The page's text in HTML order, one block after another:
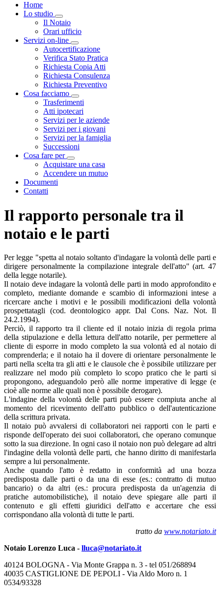
Home
Lo studio
Visualizza menù di secondo livello
Il Notaio
Orari ufficio
Servizi on-line
Visualizza menù di secondo livello
Autocertificazione
Verifica Stato Pratica
Richiesta Copia Atti
Richiesta Consulenza
Richiesta Preventivo
Cosa facciamo
Visualizza menù di secondo livello
Trasferimenti
Atti ipotecari
Servizi per le aziende
Servizi per i giovani
Servizi per la famiglia
Successioni
Cosa fare per
Visualizza menù di secondo livello
Acquistare una casa
Accendere un mutuo
Documenti
Contatti
Il rapporto personale tra il
notaio e le parti
Per legge "spetta al notaio soltanto d'indagare la volontà delle parti e
dirigere personalmente la compilazione integrale dell'atto" (art. 47
della legge notarile).
Il notaio deve indagare la volontà delle parti in modo approfondito e
completo, mediante domande e scambio di informazioni intese a
ricercare anche i motivi e le possibili modificazioni della volontà
prospettatagli (cod. deontologico appr. Dal Cons. Naz. Not. Il
24.2.1994).
Perciò, il rapporto tra il cliente ed il notaio inizia di regola prima
della stipulazione e della lettura dell'atto notarile, per permettere al
cliente di esporre in modo completo la sua volontà ed al notaio di
comprenderla; e il notaio ha il dovere di orientare personalmente le
parti nella scelta tra gli atti e le clausole che è possibile utilizzare per
realizzare nel modo più completo lo scopo pratico che le parti si
propongono, adeguandolo però alle norme imperative di legge (e
cioè alle norme alle quali non è possibile derogare).
L'indagine della volontà delle parti può essere compiuta anche al
momento del ricevimento dell'atto pubblico o dell'autenticazione
della scrittura privata.
Il notaio può avvalersi di collaboratori nei rapporti con le parti e
risponde dell'operato dei suoi collaboratori, che operano comunque
sotto la sua direzione. In ogni caso il notaio non può delegare ad altri
l'indagine della volontà delle parti, che hanno diritto di manifestarla
sempre a lui personalmente.
Anche quando l'atto è redatto in conformità ad una bozza
predisposta dalle parti o da una di esse (es.: contratto di mutuo
bancario) o da altri (es.: procura predisposta da un'agenzia di
pratiche automobilistiche), il notaio deve spiegare alle parti il
contenuto e gli effetti giuridici dell'atto e accertare che essi
corrispondano alla volontà di tutte le parti.
tratto da www.notariato.it
Notaio Lorenzo Luca - lluca@notariato.it
40124 BOLOGNA - Via Monte Grappa n. 3 - tel 051/268894
40035 CASTIGLIONE DE PEPOLI - Via Aldo Moro n. 1
0534/93328